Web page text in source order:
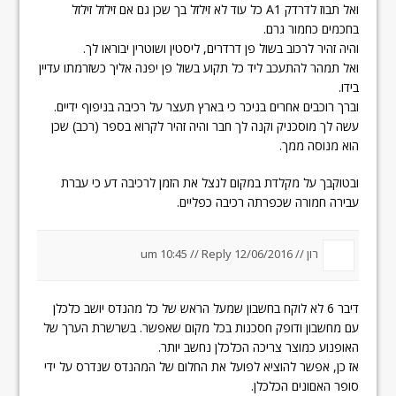
ואל תבוז לדרדק A1 כל עוד לא זילזל בך שכן גם אם זילזל זילזל
בחכמים כחמור גרם.
והיה זהיר לרכוב בשול פן דרדרים, ליסטין ושוטרין יבוראו לך.
ואל תמהר להתעכב ליד כל תקוע בשול פן יפנה אליך כשזרמתו עדיין
בידו.
וברך רוכבים אחרים בניכר כי בארץ תעצר על רכיבה בניפוף ידיים.
עשה לך מוסכניק וקנה לך חבר והיה זהיר לקרוא בספר (רכב) שכן
הוא מנוסה ממך.
ובטוקבך על מקלדת במקום לנצל את הזמן לרכיבה דע כי עברת
עבירה חמורה שכפרתה רכיבה כפליים.
רון //12/06/2016 um 10:45
//Reply
דיבר 6 לא לוקח בחשבון שמעל הראש של כל מהנדס יושב כלכלן
עם מחשבון ודופק חסכנות בכל מקום שאפשר. בשרשרת הערך של
האופנוע כמוצר צריכה הכלכלן נחשב יותר.
אז כן, אפשר להוציא לפועל את החלום של המהנדס שנדרס על ידי
סופר האםונים הכלכלן.